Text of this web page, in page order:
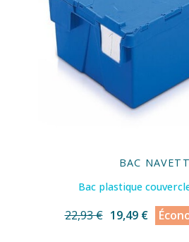
BAC
Bac plastique
22,93 € 19,49 €